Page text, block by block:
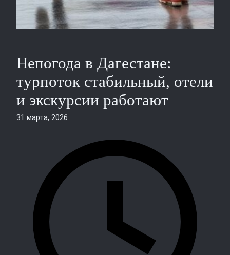
Непогода в Дагестане:
турпоток стабильный, отели
и экскурсии работают
31 марта, 2026